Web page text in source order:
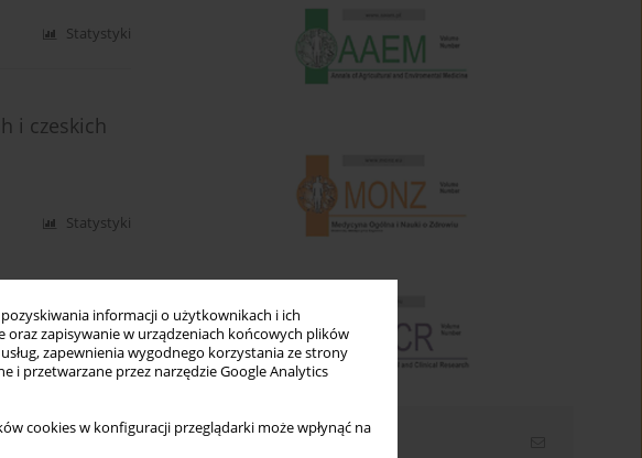
informacji o użytkownikach i ich
zapisywanie w urządzeniach końcowych plików
zapewnienia wygodnego korzystania ze strony
i przetwarzane przez narzędzie Google Analytics
cookies w konfiguracji przeglądarki może wpłynąć na
Statystyki
i czeskich
Statystyki
Newsletter